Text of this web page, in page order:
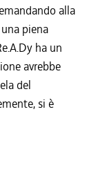
alla
piena
ha un
avrebbe
del
si è